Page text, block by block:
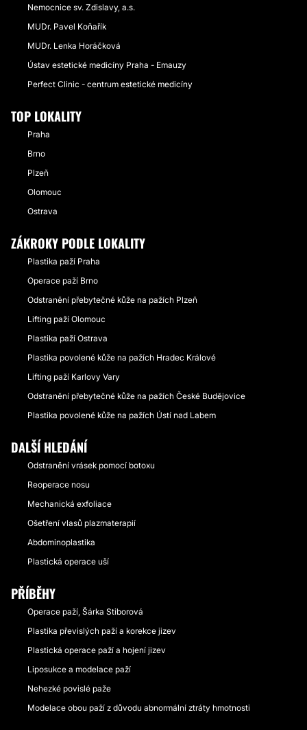
Nemocnice sv. Zdislavy, a.s.
MUDr. Pavel Koňařík
MUDr. Lenka Horáčková
Ústav estetické medicíny Praha - Emauzy
Perfect Clinic - centrum estetické medicíny
TOP LOKALITY
Praha
Brno
Plzeň
Olomouc
Ostrava
ZÁKROKY PODLE LOKALITY
Plastika paží Praha
Operace paží Brno
Odstranění přebytečné kůže na pažích Plzeň
Lifting paží Olomouc
Plastika paží Ostrava
Plastika povolené kůže na pažích Hradec Králové
Lifting paží Karlovy Vary
Odstranění přebytečné kůže na pažích České Budějovice
Plastika povolené kůže na pažích Ústí nad Labem
DALŠÍ HLEDÁNÍ
Odstranění vrásek pomocí botoxu
Reoperace nosu
Mechanická exfoliace
Ošetření vlasů plazmaterapií
Abdominoplastika
Plastická operace uší
PŘÍBĚHY
Operace paží, Šárka Stiborová
Plastika převislých paží a korekce jizev
Plastická operace paží a hojení jizev
Liposukce a modelace paží
Nehezké povislé paže
Modelace obou paží z důvodu abnormální ztráty hmotnosti